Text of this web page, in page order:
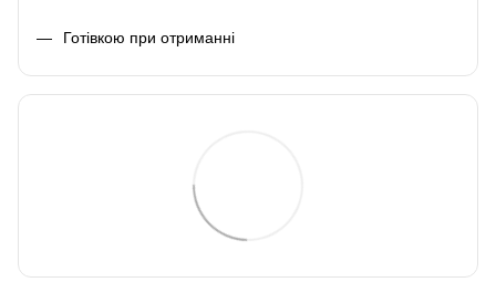
Готівкою при отриманні